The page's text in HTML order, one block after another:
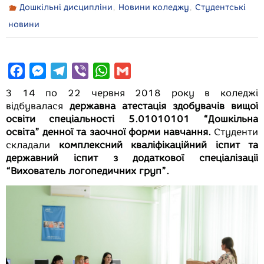
Дошкільні дисципліни, Новини коледжу,Студентські
новини
a
c
e
b
o
o
k
M
s
s
e
n
g
e
r
e
e
g
a
m
b
e
r
W
a
t
s
A
p
p
m
a
i
l
З 14 по 22 червня 2018 року в коледжі
відбувалася державна атестація здобувачів вищої
освіти спеціальності 5.01010101 “Дошкільна
освіта” денної та заочної форми навчання. Студенти
складали комплексний кваліфікаційний іспит та
державний іспит з додаткової спеціалізації
“Вихователь логопедичних груп”.